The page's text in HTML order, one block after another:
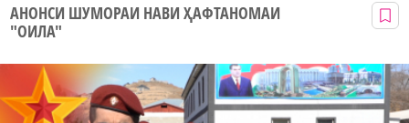
АНОНСИ ШУМОРАИ НАВИ ҲАФТАНОМАИ
"ОИЛА"